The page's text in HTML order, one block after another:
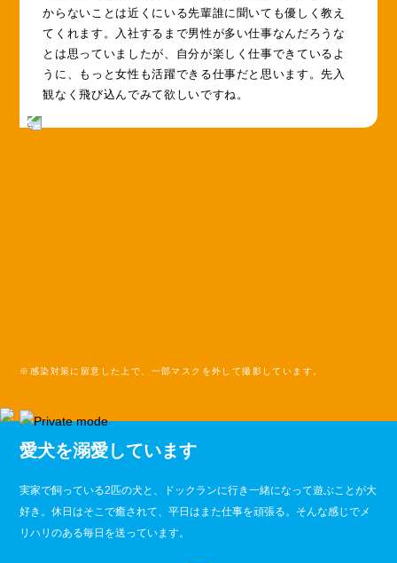
からないことは近くにいる先輩誰に聞いても優しく教え
てくれます。入社するまで男性が多い仕事なんだろうな
とは思っていましたが、自分が楽しく仕事できているよ
うに、もっと女性も活躍できる仕事だと思います。先入
観なく飛び込んでみて欲しいですね。
※感染対策に留意した上で、一部マスクを外して撮影しています。
愛犬を溺愛しています
実家で飼っている2匹の犬と、ドックランに行き一緒になって遊ぶことが大
好き。休日はそこで癒されて、平日はまた仕事を頑張る。そんな感じでメ
リハリのある毎日を送っています。